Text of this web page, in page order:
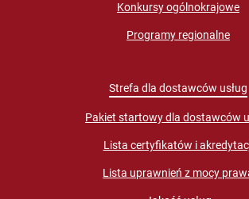
Konkursy ogólnokrajowe
Programy regionalne
Strefa dla dostawców usług
Pakiet startowy dla dostawców
Lista certyfikatów i
Lista uprawnień z mocy